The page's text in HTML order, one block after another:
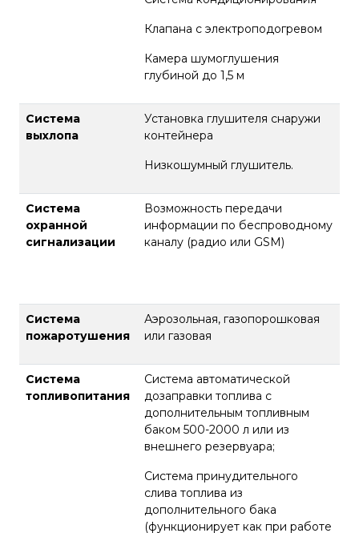
Клапана с электроподогревом
Камера шумоглушения
глубиной до 1,5 м
Система
выхлопа
Установка глушителя снаружи
контейнера
Низкошумный глушитель.
Система
охранной
сигнализации
Возможность передачи
информации по беспроводному
каналу (радио или GSM)
Система
пожаротушения
Аэрозольная, газопорошковая
или газовая
Система
топливопитания
Система автоматической
дозаправки топлива с
дополнительным топливным
баком 500-2000 л или из
внешнего резервуара;
Система принудительного
слива топлива из
дополнительного бака
(функционирует как при работе